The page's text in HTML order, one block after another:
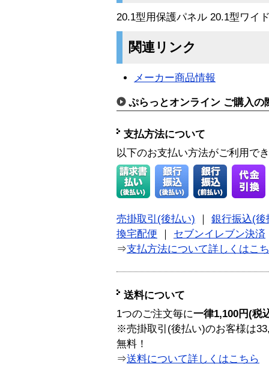
20.1型用保護パネル 20.1型ワイ
関連リンク
メーカー商品情報
ぷらっとオンライン ご購入の
支払方法について
以下のお支払い方法がご利用で
売掛取引(後払い)
銀行振込(後
換宅配便
セブンイレブン決済
⇒支払方法について詳しくはこ
送料について
1つのご注文毎に一律1,100円(税
※売掛取引(後払い)のお客様は
無料！
⇒送料について詳しくはこちら